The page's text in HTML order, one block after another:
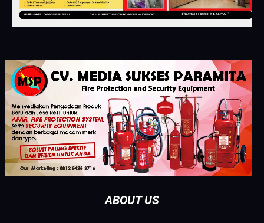
ABOUT US